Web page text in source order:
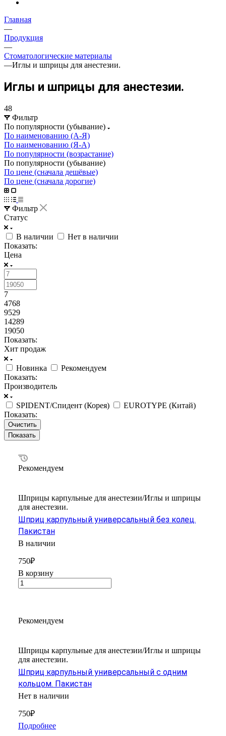
Главная
—
Продукция
—
Стоматологические материалы
—Иглы и шприцы для анестезии.
Иглы и шприцы для анестезии.
48
Фильтр
По популярности (убывание)
По наименованию (А-Я)
По наименованию (Я-А)
По популярности (возрастание)
По популярности (убывание)
По цене (сначала дешёвые)
По цене (сначала дорогие)
Фильтр
Статус
В наличии
Нет в наличии
Показать:
Цена
7
4768
9529
14289
19050
Показать:
Хит продаж
Новинка
Рекомендуем
Показать:
Производитель
SPIDENT/Спидент (Корея)
EUROTYPE (Китай)
Показать:
Очистить
Рекомендуем
Шприцы карпульные для анестезии/Иглы и шприцы
для анестезии.
Шприц карпульный универсальный без колец.
Пакистан
В наличии
750₽
В корзину
Рекомендуем
Шприцы карпульные для анестезии/Иглы и шприцы
для анестезии.
Шприц карпульный универсальный с одним
кольцом. Пакистан
Нет в наличии
750₽
Подробнее